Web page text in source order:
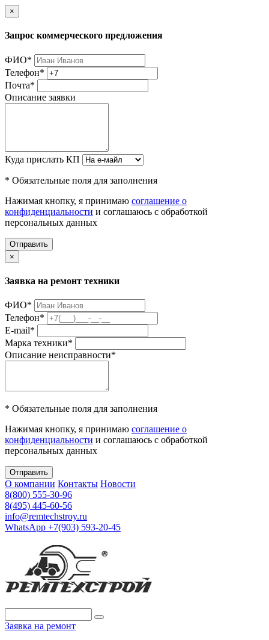
×
Запрос коммерческого предложения
ФИО*
Телефон*
Почта*
Описание заявки
Куда прислать КП
* Обязательные поля для заполнения
Нажимая кнопку, я принимаю соглашение о
конфиденциальности и соглашаюсь с обработкой
персональных данных
Отправить
×
Заявка на ремонт техники
ФИО*
Телефон*
E-mail*
Марка техники*
Описание неисправности*
* Обязательные поля для заполнения
Нажимая кнопку, я принимаю соглашение о
конфиденциальности и соглашаюсь с обработкой
персональных данных
Отправить
О компании Контакты Новости
8(800) 555-30-96
8(495) 445-60-56
info@remtechstroy.ru
WhatsApp +7(903) 593-20-45
Заявка на ремонт